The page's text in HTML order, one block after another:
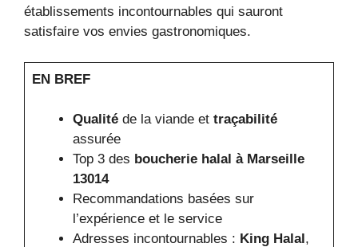
établissements incontournables qui sauront
satisfaire vos envies gastronomiques.
EN BREF
Qualitéde la viande et traçabilité
assurée
Top 3 des boucherie halal à Marseille
13014
Recommandations basées sur
l’expérience et le service
Adresses incontournables : King Halal,